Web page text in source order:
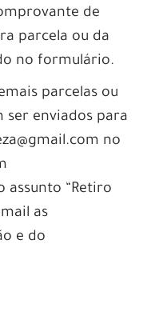
de
parcela ou da
no formulário.
parcelas ou
ser enviados para
no
assunto “Retiro
as
e do